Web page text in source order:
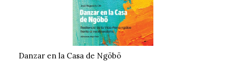
Danzar en la Casa de Ngöbö